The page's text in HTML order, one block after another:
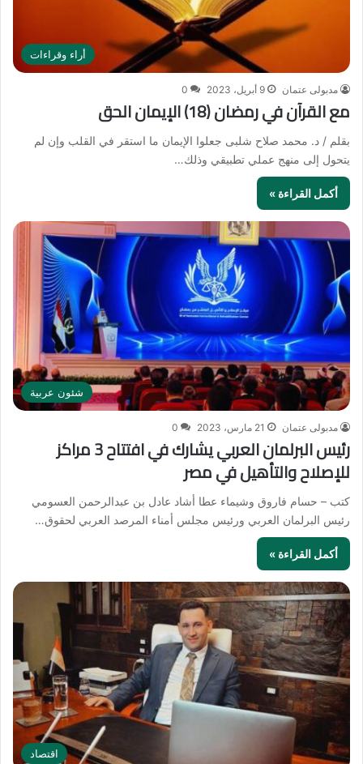
أراء وقراءات
مدبولى عتمان 9 أبريل، 2023 0
مع القرآن في رمضان (18) الإيمان الحق
بقلم / د. محمد صلاح شلبى جعلوا الإيمان ما استقر في القلب وإن لم
يتحول إلى منهج عملي تطبيقي وذلك…
أكمل القراءة »
شئون عربية
مدبولى عتمان 21 مارس، 2023 0
رئيس البرلمان العربي يشارك في افتتاح 3 مراكز
للإصلاح والتأهيل في مصر
كتب – حسام فاروق وشيماء عطا أشاد عادل بن عبدالرحمن العسومي
رئيس البرلمان العربي ورئيس مجلس أمناء المرصد العربي لحقوق…
أكمل القراءة »
اقتصاد